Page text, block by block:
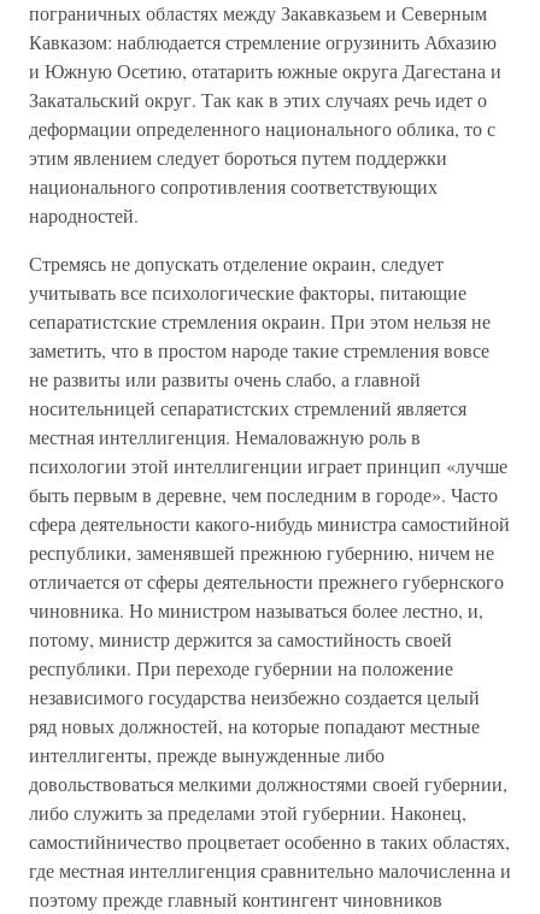
пограничных областях между Закавказьем и Северным
Кавказом: наблюдается стремление огрузинить Абхазию
и Южную Осетию, отатарить южные округа Дагестана и
Закатальский округ. Так как в этих случаях речь идет о
деформации определенного национального облика, то с
этим явлением следует бороться путем поддержки
национального сопротивления соответствующих
народностей.
Стремясь не допускать отделение окраин, следует
учитывать все психологические факторы, питающие
сепаратистские стремления окраин. При этом нельзя не
заметить, что в простом народе такие стремления вовсе
не развиты или развиты очень слабо, а главной
носительницей сепаратистских стремлений является
местная интеллигенция. Немаловажную роль в
психологии этой интеллигенции играет принцип «лучше
быть первым в деревне, чем последним в городе». Часто
сфера деятельности какого-нибудь министра самостийной
республики, заменявшей прежнюю губернию, ничем не
отличается от сферы деятельности прежнего губернского
чиновника. Но министром называться более лестно, и,
потому, министр держится за самостийность своей
республики. При переходе губернии на положение
независимого государства неизбежно создается целый
ряд новых должностей, на которые попадают местные
интеллигенты, прежде вынужденные либо
довольствоваться мелкими должностями своей губернии,
либо служить за пределами этой губернии. Наконец,
самостийничество процветает особенно в таких областях,
где местная интеллигенция сравнительно малочисленна и
поэтому прежде главный контингент чиновников